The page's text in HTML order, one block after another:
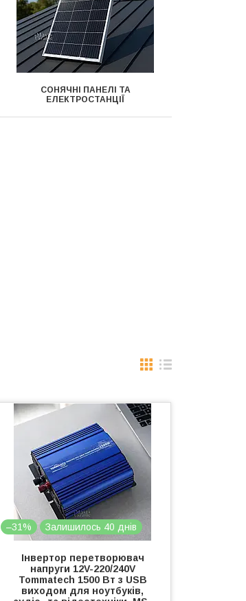
СОНЯЧНІ ПАНЕЛІ ТА
ЕЛЕКТРОСТАНЦІЇ
–31% Залишилось 40 днів
Інвертор перетворювач
напруги 12V-220/240V
Tommatech 1500 Вт з USB
виходом для ноутбуків,